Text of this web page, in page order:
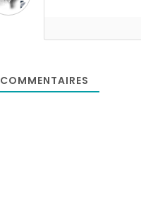
COMMENTAIRES